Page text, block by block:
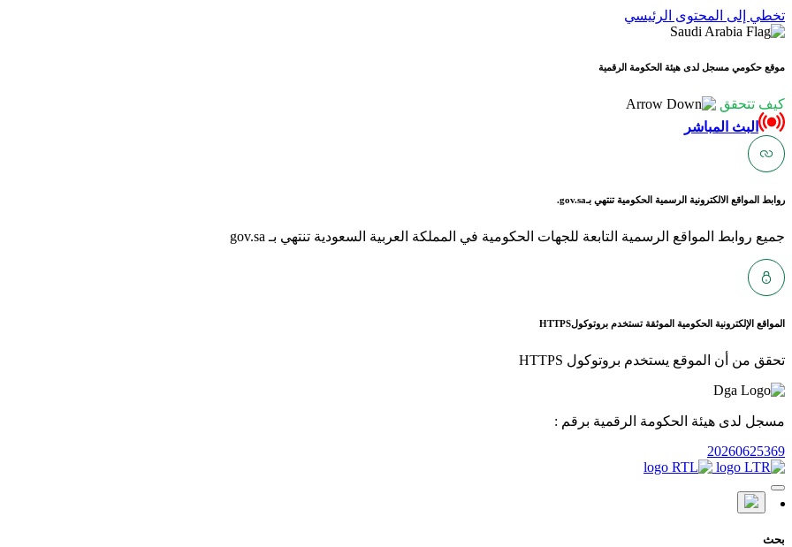
تخطي إلى المحتوى الرئيسي
موقع حكومي مسجل لدى هيئة الحكومة الرقمية
كيف تتحقق
البث المباشر
روابط المواقع الالكترونية الرسمية الحكومية تنتهي بـgov.sa.
جميع روابط المواقع الرسمية التابعة للجهات الحكومية في المملكة العربية السعودية تنتهي بـ gov.sa
المواقع الإلكترونية الحكومية الموثقة تستخدم بروتوكولHTTPS
تحقق من أن الموقع يستخدم بروتوكول HTTPS
مسجل لدى هيئة الحكومة الرقمية برقم :
20260625369
بحث